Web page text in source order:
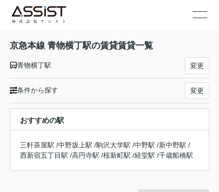
京急本線 青物横丁駅の賃貸賃貸一覧
青物横丁駅 変更
条件から探す 変更
おすすめの駅
三軒茶屋駅 /中野坂上駅 /駒沢大学駅 /中野駅 /新中野駅 /
西新宿五丁目駅 /高円寺駅 /桜新町駅 /経堂駅 /千歳船橋駅